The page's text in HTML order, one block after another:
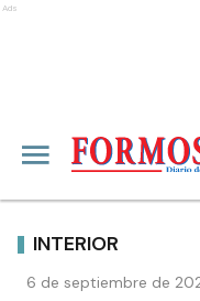
Ads
INTERIOR
6 de septiembre de